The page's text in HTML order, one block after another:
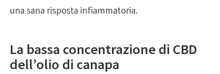
una sana risposta infiammatoria.
La bassa concentrazione di CBD
dell’olio di canapa